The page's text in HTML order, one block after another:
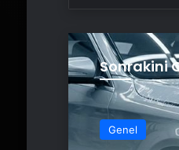
Sonrakini
Genel